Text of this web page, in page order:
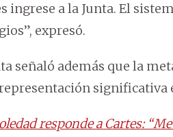
ingrese a la Junta. El
expresó.
señaló además que la
significativa
responde a Cartes: